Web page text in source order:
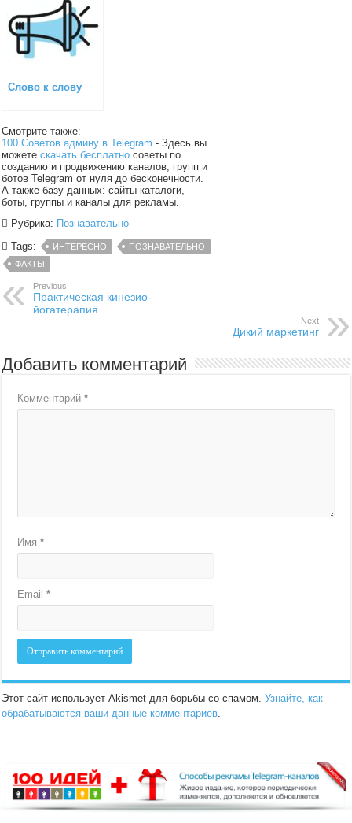
Слово к слову
Смотрите также:
100 Советов админу в Telegram - Здесь вы
можетескачать бесплатно советы по
созданию и продвижению каналов, групп и
ботов Telegram от нуля до бесконечности.
А также базу данных: сайты-каталоги,
боты, группы и каналы для рекламы.
Рубрика: Познавательно
Tags:
ИНТЕРЕСНО
ПОЗНАВАТЕЛЬНО
ФАКТЫ
Previous
Практическая кинезио-
йогатерапия
Next
Дикий маркетинг
Добавить комментарий
Комментарий*
Имя*
Email*
Этот сайт использует Akismet для борьбы со спамом.Узнайте, как
обрабатываются ваши данные комментариев.